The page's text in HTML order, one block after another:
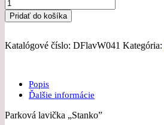
Parková
lavička
180
Pridať do košíka
Katalógové číslo: DFlavW041 Kategória:
Popis
Ďalšie informácie
Parková lavička „Stanko”